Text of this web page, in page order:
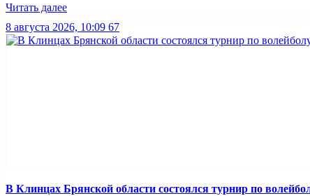
Читать далее
8 августа 2026, 10:09 67
В Клинцах Брянской области состоялся турнир по